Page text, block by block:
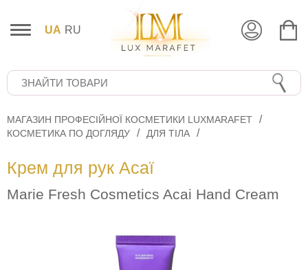
UA RU
МАГАЗИН ПРОФЕСІЙНОЇ КОСМЕТИКИ LUXMARAFET
КОСМЕТИКА ПО ДОГЛЯДУ
ДЛЯ ТІЛА
Крем для рук Асаї
Marie Fresh Cosmetics Acai Hand Cream